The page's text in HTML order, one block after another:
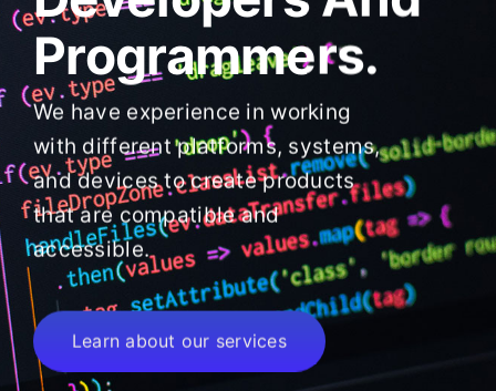
Programmers.
We have experience in working
with different platforms, systems,
and devices to create products
that are compatible and
accessible.
Learn about our services